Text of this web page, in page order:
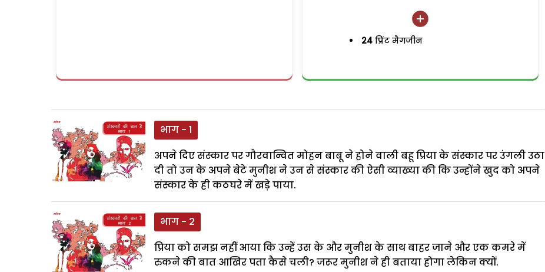
24 प्रिंट मैगजीन
भाग - 1
अपने दिए संस्कार पर गौरवान्वित मोहन बाबू ने होने वाली बहू प्रिया के संस्कार पर उंगली उठा
दी तो उन के अपने बेटे मुनीश ने उन से संस्कार की ऐसी व्याख्या की कि उन्होंने खुद को अपने
संस्कार के ही कठघरे में खड़े पाया.
भाग - 2
प्रिया को समझ नहीं आया कि उन्हें उस के और मुनीश के साथ बाहर जाने और एक कमरे में
रुकने की बात आखिर पता कैसे चली? जरूर मुनीश ने ही बताया होगा लेकिन क्यों.